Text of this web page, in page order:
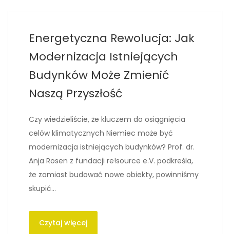
Energetyczna Rewolucja: Jak
Modernizacja Istniejących
Budynków Może Zmienić
Naszą Przyszłość
Czy wiedzieliście, że kluczem do osiągnięcia
celów klimatycznych Niemiec może być
modernizacja istniejących budynków? Prof. dr.
Anja Rosen z fundacji re!source e.V. podkreśla,
że zamiast budować nowe obiekty, powinniśmy
skupić…
Czytaj więcej